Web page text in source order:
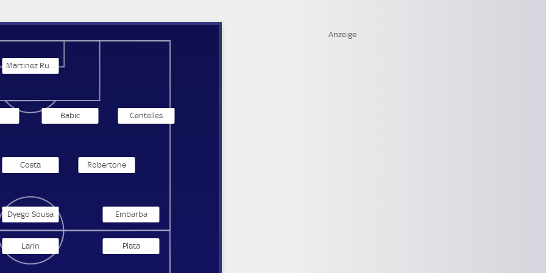
Martinez Rubio
Babic Centelles
Costa Robertone
Dyego Sousa Embarba
Plata
Larin